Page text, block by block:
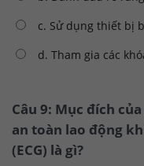
c. Sử dụng thiết bị
d. Tham gia các
Câu 9: Mục đích
an toàn lao động
(ECG) là gì?